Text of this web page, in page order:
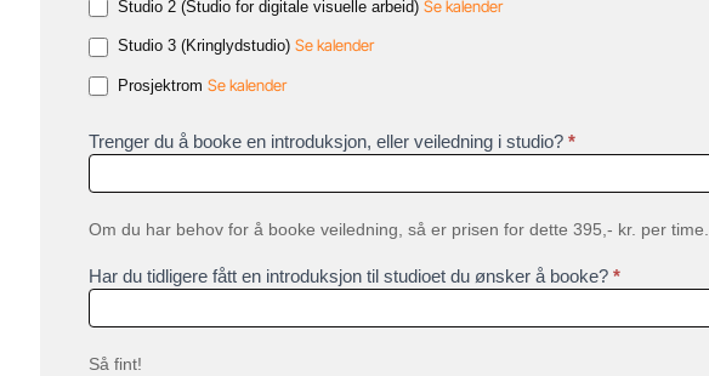
Studio 2 (Studio for digitale visuelle arbeid) Se kalender
Studio 3 (Kringlydstudio) Se kalender
Prosjektrom Se kalender
Trenger du å booke en introduksjon, eller veiledning i studio? *
Om du har behov for å booke veiledning, så er prisen for dette 395,- kr. per time.
Har du tidligere fått en introduksjon til studioet du ønsker å booke? *
Så fint!